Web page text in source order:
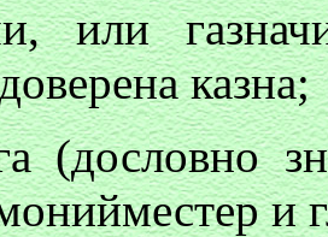
или
казна;
(дословно
и